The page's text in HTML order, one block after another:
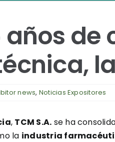
años
news, Noticias Expositores
, TCM S.A. se ha
la industria